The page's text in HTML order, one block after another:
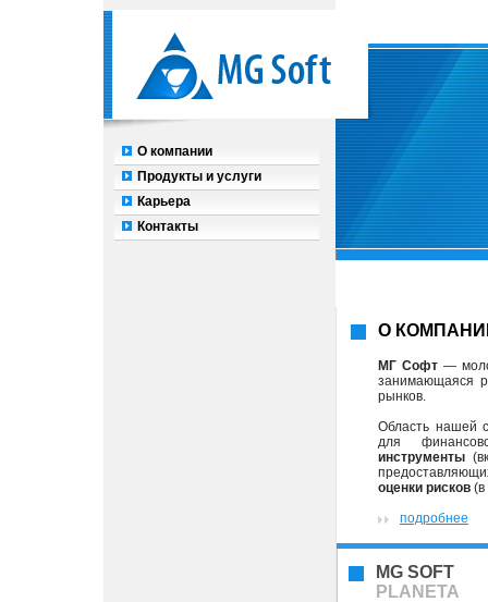
О компании
Продукты и услуги
Карьера
Контакты
О
МГ Софт —
занимающаяся
рынков.
Область нашей
для
инструменты
оценки рисков (в
подробнее
MG SOFT
PLANETA